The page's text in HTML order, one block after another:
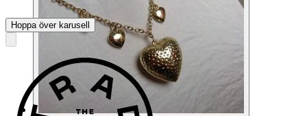
Hoppa över karusell